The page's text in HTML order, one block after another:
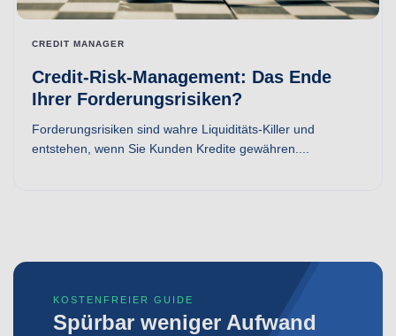
CREDIT MANAGER
Credit-Risk-Management: Das Ende
Ihrer Forderungsrisiken?
Forderungsrisiken sind wahre Liquiditäts-Killer und
entstehen, wenn Sie Kunden Kredite gewähren....
KOSTENFREIER GUIDE
Spürbar weniger Aufwand